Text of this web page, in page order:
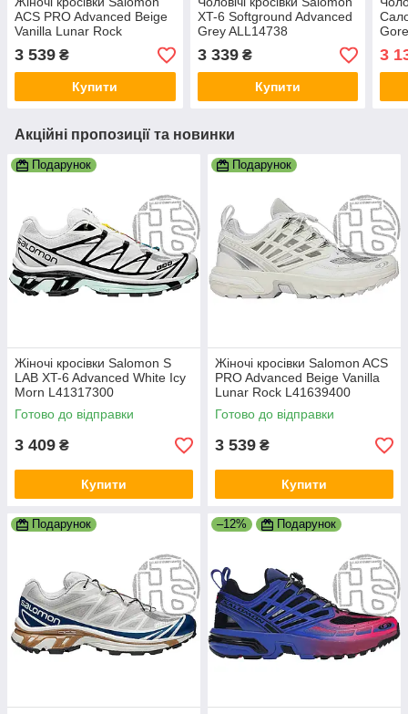
ACS PRO Advanced Beige
Vanilla Lunar Rock
L41639400
3 539 ₴
Купити
XT-6 Softground Advanced
Grey ALL14738
3 339₴
Купити
3
Акційні пропозиції та новинки
Подарунок
Жіночі кросівки Salomon S
LAB XT-6 Advanced White Icy
Morn L41317300
Готово до відправки
3 409 ₴
Купити
Подарунок
Жіночі кросівки Salomon ACS
PRO Advanced Beige Vanilla
Lunar Rock L41639400
Готово до відправки
3 539 ₴
Купити
Подарунок –12% Подарунок